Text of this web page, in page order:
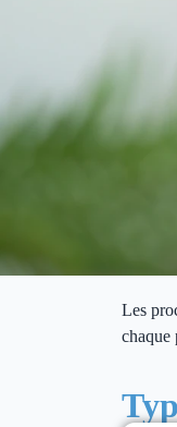
Les
chaque